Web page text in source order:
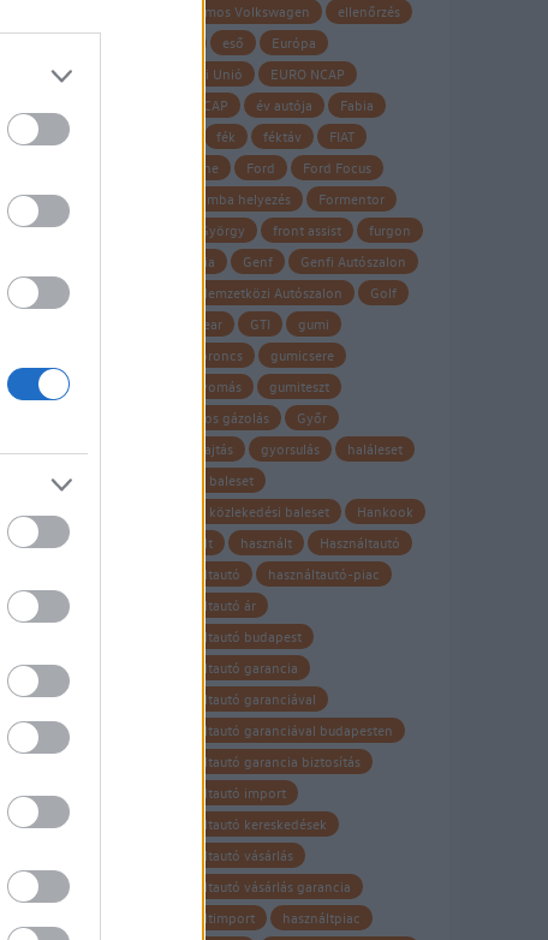
elektromos Volkswagen
ellenőrzés
eső
Európa
Európai Unió
EURO NCAP
Euro NCAP
év autója
Fabia
fék féktáv
FIAT
Firestone
Ford
Ford Focus
forgalomba helyezés
Formentor
Frank György
front assist
furgon
garancia
Genf
Genfi Autószalon
Genfi Nemzetközi Autószalon
Golf
Goodyear
GTI
gumi
gumiabroncs
gumicsere
guminyomás
gumiteszt
gyalogos gázolás
Győr
gyorshajtás
gyorsulás
haláleset
halálos baleset
halálos közlekedési baleset
Hankook
hasznalt
használt
Használtautó
használtautó
használtautó-piac
használtautó ár
használtautó budapest
használtautó garancia
használtautó garanciával
használtautó garanciával budapesten
használtautó garancia biztosítás
használtautó import
használtautó kereskedések
használtautó vásárlás
használtautó vásárlás garancia
használtimport
használtpiac